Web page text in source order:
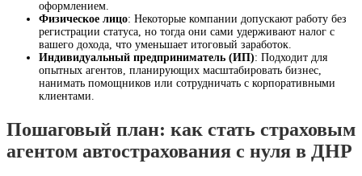
оформлением.
Физическое лицо: Некоторые компании допускают работу без
регистрации статуса, но тогда они сами удерживают налог с
вашего дохода, что уменьшает итоговый заработок.
Индивидуальный предприниматель (ИП): Подходит для
опытных агентов, планирующих масштабировать бизнес,
нанимать помощников или сотрудничать с корпоративными
клиентами.
Пошаговый план: как стать страховым
агентом автострахования с нуля в ДНР